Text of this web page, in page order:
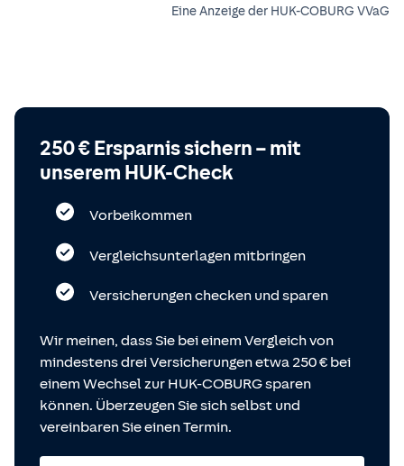
Eine Anzeige der HUK-COBURG VVaG
250 € Ersparnis sichern – mit
unserem HUK-Check
Vorbeikommen
Vergleichsunterlagen mitbringen
Versicherungen checken und sparen
Wir meinen, dass Sie bei einem Vergleich von
mindestens drei Versicherungen etwa 250 € bei
einem Wechsel zur HUK-COBURG sparen
können. Überzeugen Sie sich selbst und
vereinbaren Sie einen Termin.